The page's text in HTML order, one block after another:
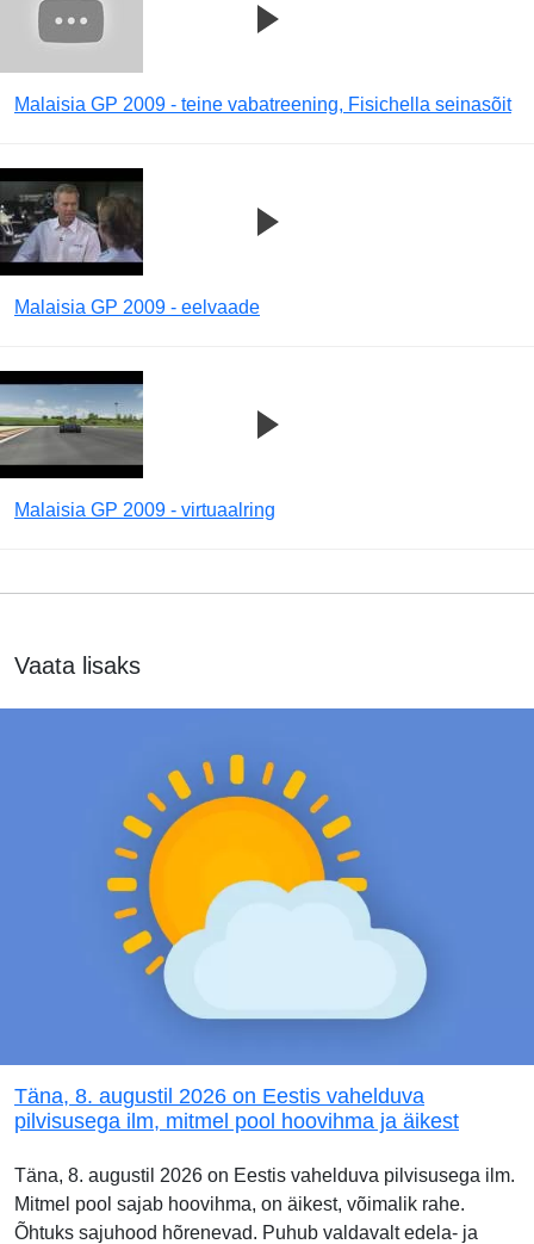
Malaisia GP 2009 - teine vabatreening, Fisichella seinasõit
Malaisia GP 2009 - eelvaade
Malaisia GP 2009 - virtuaalring
Vaata lisaks
Täna, 8. augustil 2026 on Eestis vahelduva
pilvisusega ilm, mitmel pool hoovihma ja äikest
Täna, 8. augustil 2026 on Eestis vahelduva pilvisusega ilm.
Mitmel pool sajab hoovihma, on äikest, võimalik rahe.
Õhtuks sajuhood hõrenevad. Puhub valdavalt edela- ja